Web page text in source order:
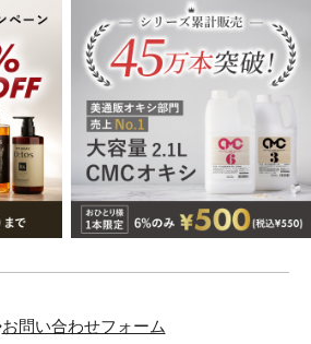
お問い合わせフォーム